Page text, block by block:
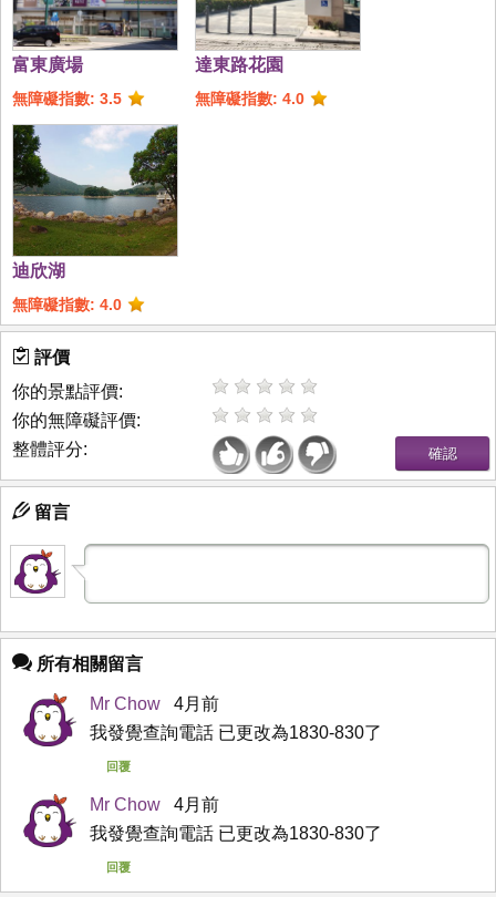
富東廣場
無障礙指數: 3.5
達東路花園
無障礙指數: 4.0
迪欣湖
無障礙指數: 4.0
評價
你的景點評價:
你的無障礙評價:
整體評分:
留言
所有相關留言
Mr Chow
4月前
我發覺查詢電話 已更改為1830-830了
回覆
Mr Chow
4月前
我發覺查詢電話 已更改為1830-830了
回覆